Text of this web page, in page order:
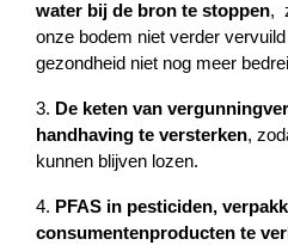
water bij de bron te stoppen,
onze bodem niet verder
gezondheid niet nog meer
3. De keten van
handhaving te versterken,
kunnen blijven lozen.
4. PFAS in pesticiden,
consumentenproducten te